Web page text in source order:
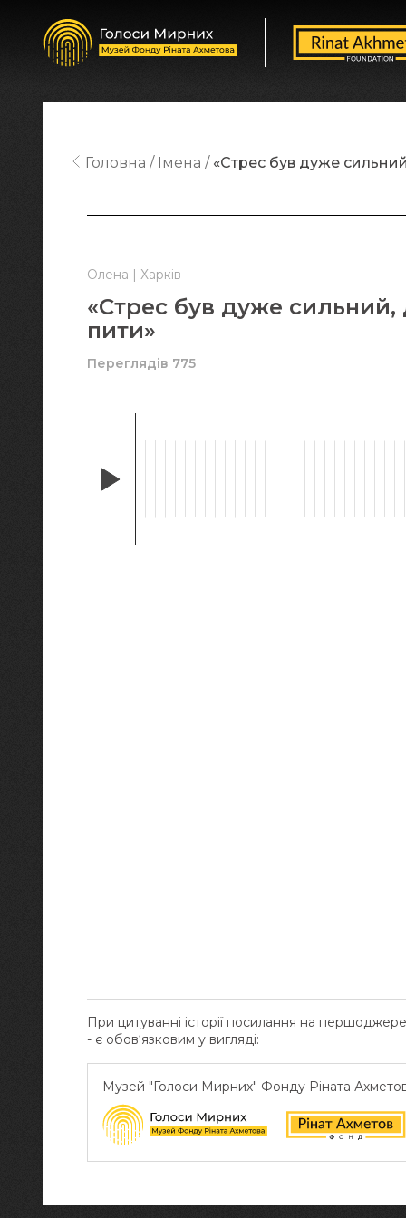
Олена | Харків
«Стрес був дуже сильний,
пити»
Переглядів 775
При цитуванні історії посилання на
- є обов‘язковим у вигляді:
Музей "Голоси Мирних" Фонду Ріната
Головна Імена «Стрес був дуже